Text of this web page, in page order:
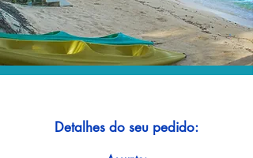
Detalhes do seu pedido: